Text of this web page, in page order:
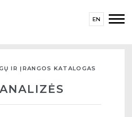
EN
IR ĮRANGOS KATALOGAS